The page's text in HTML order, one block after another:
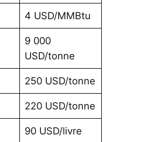
4 USD/MMBtu
9 000
USD/tonne
250 USD/tonne
220 USD/tonne
90 USD/livre